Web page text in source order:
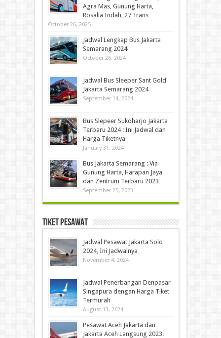
Agra Mas, Gunung Harta,
Rosalia Indah, 27 Trans
October 26, 2025
Jadwal Lengkap Bus Jakarta
Semarang 2024
October 25, 2024
Jadwal Bus Sleeper Sant Gold
Jakarta Semarang 2024
September 14, 2024
Bus Slepeer Sukoharjo Jakarta
Terbaru 2024 : Ini Jadwal dan
Harga Tiketnya
January 31, 2024
Bus Jakarta Semarang : Via
Gunung Harta, Harapan Jaya
dan Zentrum Terbaru 2023
September 25, 2023
Tiket Pesawat
Jadwal Pesawat Jakarta Solo
2024, Ini Jadwalnya
November 4, 2024
Jadwal Penerbangan Denpasar
Singapura dengan Harga Tiket
Termurah
August 13, 2024
Pesawat Aceh Jakarta dan
Jakarta Aceh Langsung 2023: